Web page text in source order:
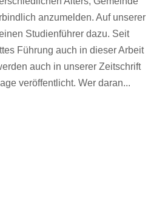
anzumelden. Auf unserer
Studienführer dazu. Seit
Führung auch in dieser Arbeit
auch in unserer Zeitschrift
veröffentlicht. Wer daran...